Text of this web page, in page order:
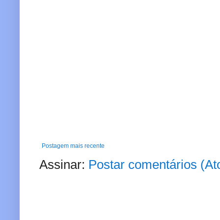
Postagem mais recente
Assinar: Postar comentários